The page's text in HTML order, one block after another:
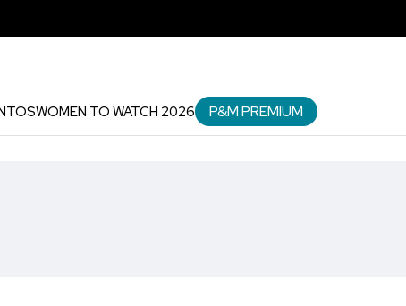
WOMEN TO WATCH 2026 P&M PREMIUM